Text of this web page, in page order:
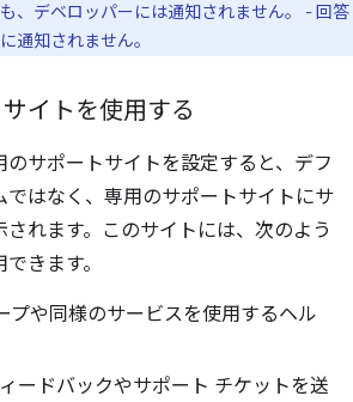
、デベロッパーには通知されません。 - 回答
通知されません。
イトを使用する
のサポートサイトを設定すると、デフ
ではなく、専用のサポートサイトにサ
れます。このサイトには、次のよう
きます。
プや同様のサービスを使用するヘル
ードバックやサポート チケットを送